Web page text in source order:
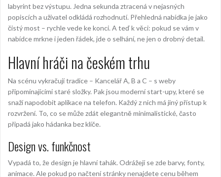
labyrint bez výstupu. Jedna sekunda ztracená v nejasných
popiscích a uživatel odkládá rozhodnutí. Přehledná nabídka je jako
čistý most – rychle vede ke konci. A teď k věci: pokud se vám v
nabídce mrkne i jeden řádek, jde o selhání, ne jen o drobný detail.
Hlavní hráči na českém trhu
Na scénu vykračují tradice – Kancelář A, B a C – s weby
připomínajícími staré složky. Pak jsou moderní start-upy, které se
snaží napodobit aplikace na telefon. Každý z nich má jiný přístup k
rozvržení. To, co se může zdát elegantně minimalistické, často
připadá jako hádanka bez klíče.
Design vs. funkčnost
Vypadá to, že design je hlavní tahák. Odrážejí se zde barvy, fonty,
animace. Ale pokud po načtení stránky nenajdete cenu během